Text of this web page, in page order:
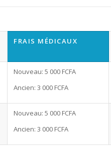
FRAIS MÉDICAUX
Nouveau: 5 000 FCFA
Ancien: 3 000 FCFA
Nouveau: 5 000 FCFA
Ancien: 3 000 FCFA